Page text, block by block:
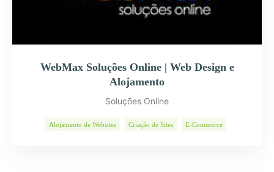
WebMax Soluções Online | Web Design e
Alojamento
Soluções Online
Alojamento de Websites Criação de Sites E-Commerce